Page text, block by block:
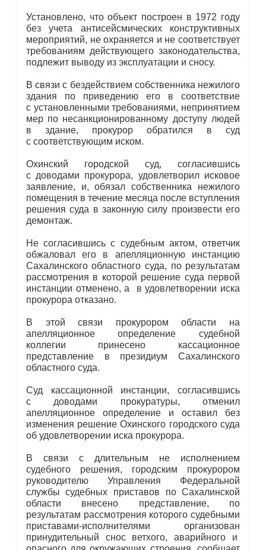
Установлено, что объект построен в 1972 году
без учета антисейсмических конструктивных
мероприятий, не охраняется и не соответствует
требованиям действующего законодательства,
подлежит выводу из эксплуатации и сносу.
В связи с бездействием собственника нежилого
здания по приведению его в соответствие
с установленными требованиями, непринятием
мер по несанкционированному доступу людей
в здание, прокурор обратился в суд
с соответствующим иском.
Охинский городской суд, согласившись
с доводами прокурора, удовлетворил исковое
заявление, и, обязал собственника нежилого
помещения в течение месяца после вступления
решения суда в законную силу произвести его
демонтаж.
Не согласившись с судебным актом, ответчик
обжаловал его в апелляционную инстанцию
Сахалинского областного суда, по результатам
рассмотрения в которой решение суда первой
инстанции отменено, а в удовлетворении иска
прокурора отказано.
В этой связи прокурором области на
апелляционное определение судебной
коллегии принесено кассационное
представление в президиум Сахалинского
областного суда.
Суд кассационной инстанции, согласившись
с доводами прокуратуры, отменил
апелляционное определение и оставил без
изменения решение Охинского городского суда
об удовлетворении иска прокурора.
В связи с длительным не исполнением
судебного решения, городским прокурором
руководителю Управления Федеральной
службы судебных приставов по Сахалинской
области внесено представление, по
результатам рассмотрения которого судебными
приставами-исполнителями организован
принудительный снос ветхого, аварийного и